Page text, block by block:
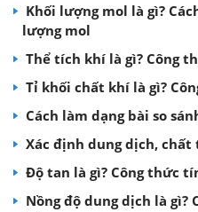
Khối lượng mol là gì?
lượng mol
Thể tích khí là gì? Công
Tỉ khối chất khí là gì?
Cách làm dạng bài so
Xác định dung dịch, chất
Độ tan là gì? Công thức
Nồng độ dung dịch là gì?